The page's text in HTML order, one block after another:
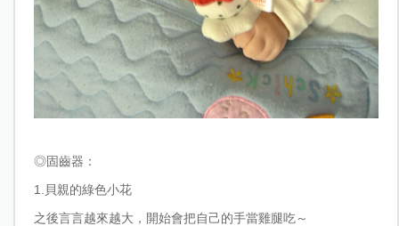
◎固齒器：
1.
貝親的綠色小花
之後言言越來越大，開始會把自己的手當雞腿吃～